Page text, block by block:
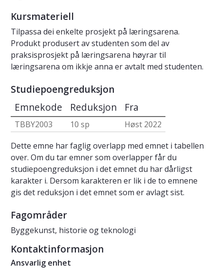
Kursmateriell
Tilpassa dei enkelte prosjekt på læringsarena.
Produkt produsert av studenten som del av
praksisprosjekt på læringsarena høyrar til
læringsarena om ikkje anna er avtalt med studenten.
Studiepoengreduksjon
Emnekode Reduksjon Fra
TBBY2003 10 sp
Høst 2022
Dette emne har faglig overlapp med emnet i tabellen
over. Om du tar emner som overlapper får du
studiepoengreduksjon i det emnet du har dårligst
karakter i. Dersom karakteren er lik i de to emnene
gis det reduksjon i det emnet som er avlagt sist.
Fagområder
Byggekunst, historie og teknologi
Kontaktinformasjon
Ansvarlig enhet